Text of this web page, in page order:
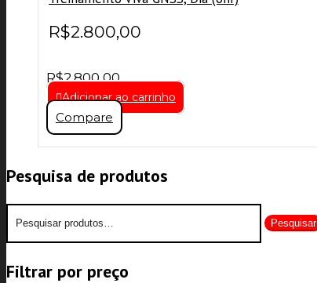
R$2.800,00
R$2.800,00
Adicionar ao carrinho
Compare
Pesquisa de produtos
por:
Pesquisar
Filtrar por preço